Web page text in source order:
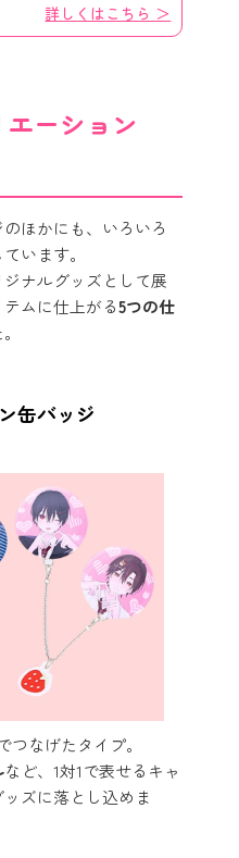
詳しくはこちら ＞
ーション
ほかにも、いろいろ
います。
ナルグッズとして展
ムに仕上がる5つの仕
缶バッジ
なげたタイプ。
など、1対1で表せるキャ
ズに落とし込めま